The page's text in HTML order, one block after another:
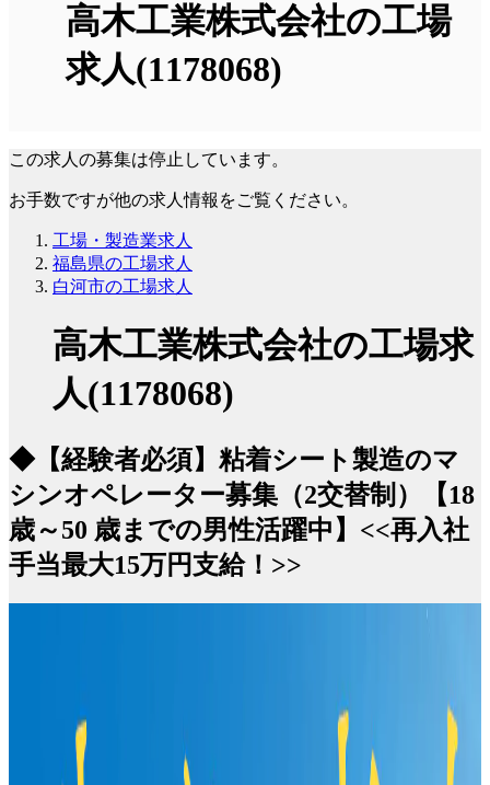
高木工業株式会社の工場
求人(1178068)
この求人の募集は停止しています。
お手数ですが他の求人情報をご覧ください。
工場・製造業求人
福島県の工場求人
白河市の工場求人
高木工業株式会社の工場求
人(1178068)
◆【経験者必須】粘着シート製造のマ
シンオペレーター募集（2交替制）【18
歳～50 歳までの男性活躍中】<<再入社
手当最大15万円支給！>>